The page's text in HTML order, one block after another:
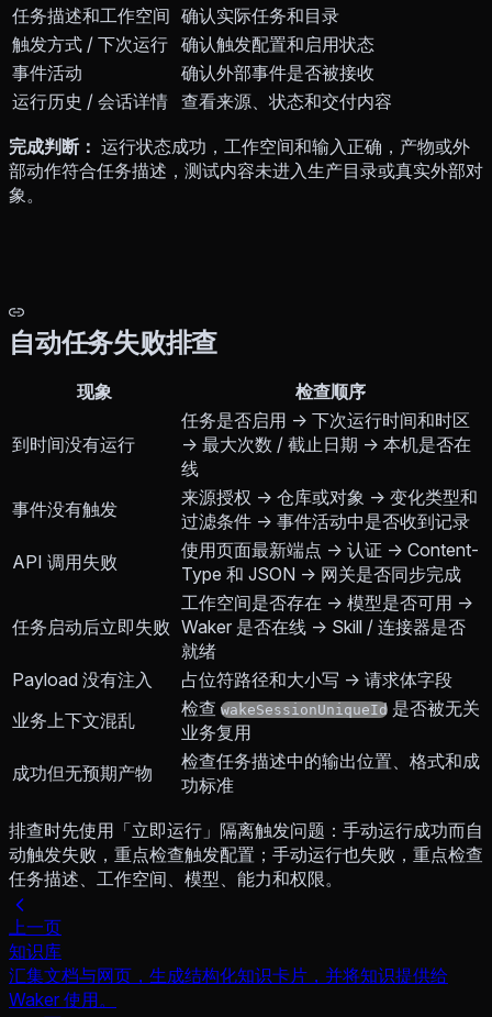
任务描述和工作空间 确认实际任务和目录
触发方式 / 下次运行 确认触发配置和启用状态
事件活动
确认外部事件是否被接收
运行历史 / 会话详情 查看来源、状态和交付内容
完成判断： 运行状态成功，工作空间和输入正确，产物或外
部动作符合任务描述，测试内容未进入生产目录或真实外部对
象。
自动任务失败排查
现象 检查顺序
到时间没有运行
任务是否启用 → 下次运行时间和时区
→ 最大次数 / 截止日期 → 本机是否在
线
事件没有触发
来源授权 → 仓库或对象 → 变化类型和
过滤条件 → 事件活动中是否收到记录
API 调用失败
使用页面最新端点 → 认证 → Content-
Type 和 JSON → 网关是否同步完成
任务启动后立即失败
工作空间是否存在 → 模型是否可用 →
Waker 是否在线 → Skill / 连接器是否
就绪
Payload 没有注入
占位符路径和大小写 → 请求体字段
业务上下文混乱
检查 wakeSessionUniqueId 是否被无关
业务复用
成功但无预期产物
检查任务描述中的输出位置、格式和成
功标准
排查时先使用「立即运行」隔离触发问题：手动运行成功而自
动触发失败，重点检查触发配置；手动运行也失败，重点检查
任务描述、工作空间、模型、能力和权限。
上一页
知识库
汇集文档与网页，生成结构化知识卡片，并将知识提供给
Waker 使用。